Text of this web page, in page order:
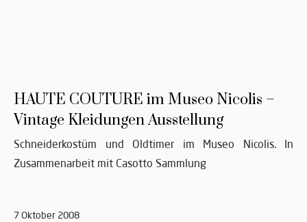
HAUTE COUTURE im Museo Nicolis –
Vintage Kleidungen Ausstellung
Schneiderkostüm und Oldtimer im Museo Nicolis. In
Zusammenarbeit mit Casotto Sammlung
7 Oktober 2008